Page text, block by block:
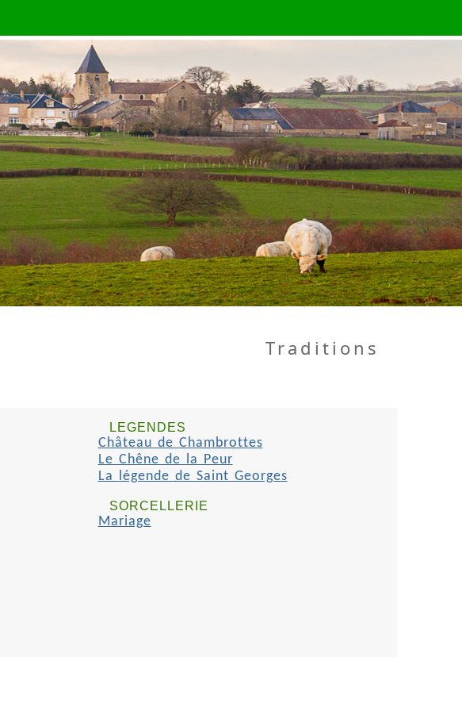
Traditions
LEGENDES
Château de Chambrottes
Le Chêne de la Peur
La légende de Saint Georges
SORCELLERIE
Mariage